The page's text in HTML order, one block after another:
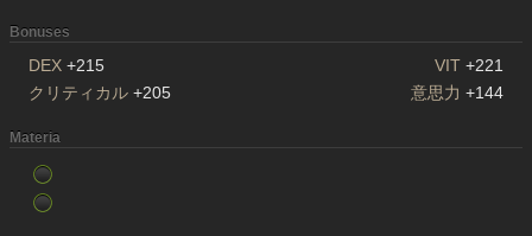
Bonuses
DEX +215 VIT +221
クリティカル +205 意思力 +144
Materia